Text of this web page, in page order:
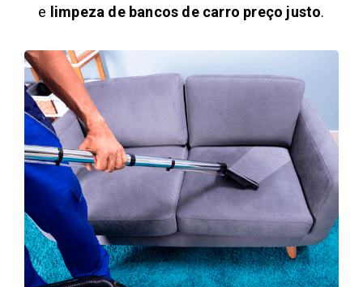
e limpeza de bancos de carro preço justo.